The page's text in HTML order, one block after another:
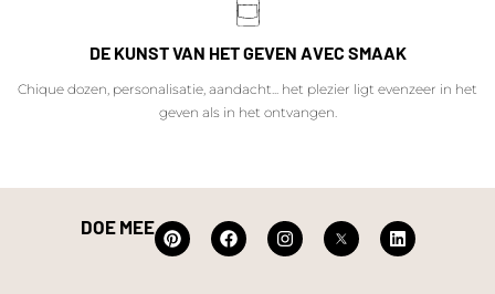
DE KUNST VAN HET GEVEN AVEC SMAAK
Chique dozen, personalisatie, aandacht... het plezier ligt evenzeer in het
geven als in het ontvangen.
DOE MEE